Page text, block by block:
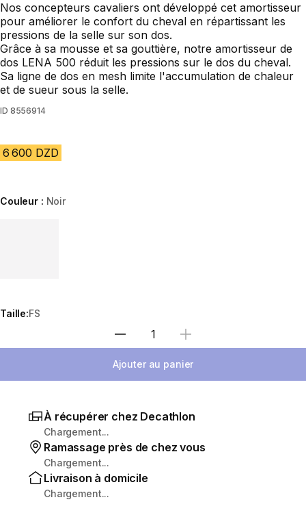
Nos concepteurs cavaliers ont développé cet amortisseur
pour améliorer le confort du cheval en répartissant les
pressions de la selle sur son dos.
Grâce à sa mousse et sa gouttière, notre amortisseur de
dos LENA 500 réduit les pressions sur le dos du cheval.
Sa ligne de dos en mesh limite l'accumulation de chaleur
et de sueur sous la selle.
ID 8556914
6 600 DZD
Couleur : Noir
Taille:FS
Sélectionnez la quantité
Ajouter au panier
À récupérer chez Decathlon
Chargement...
Ramassage près de chez vous
Chargement...
Livraison à domicile
Chargement...